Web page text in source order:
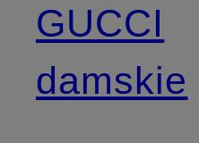
GUCCI
damskie